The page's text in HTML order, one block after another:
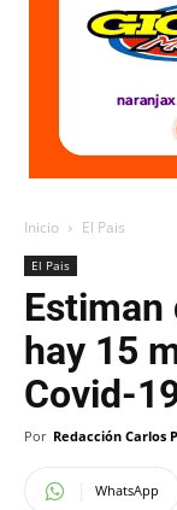
Inicio El Pais
El Pais
Estiman
hay 15
Covid-
Por Redacción Carlos
WhatsApp